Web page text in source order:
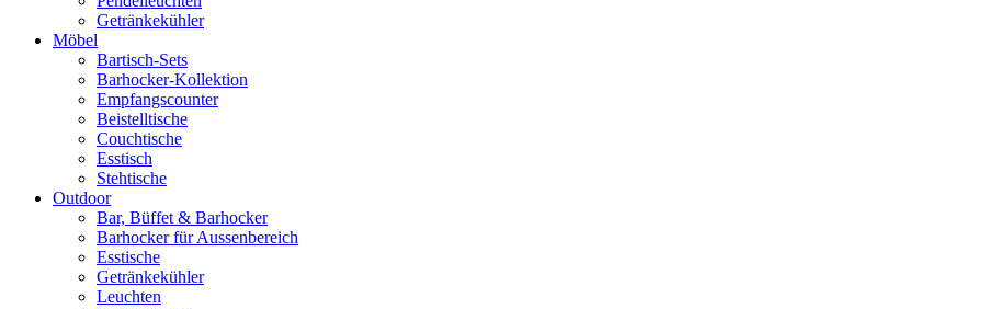
Getränkekühler
Möbel
Bartisch-Sets
Barhocker-Kollektion
Empfangscounter
Beistelltische
Couchtische
Esstisch
Stehtische
Outdoor
Bar, Büffet & Barhocker
Barhocker für Aussenbereich
Esstische
Getränkekühler
Leuchten